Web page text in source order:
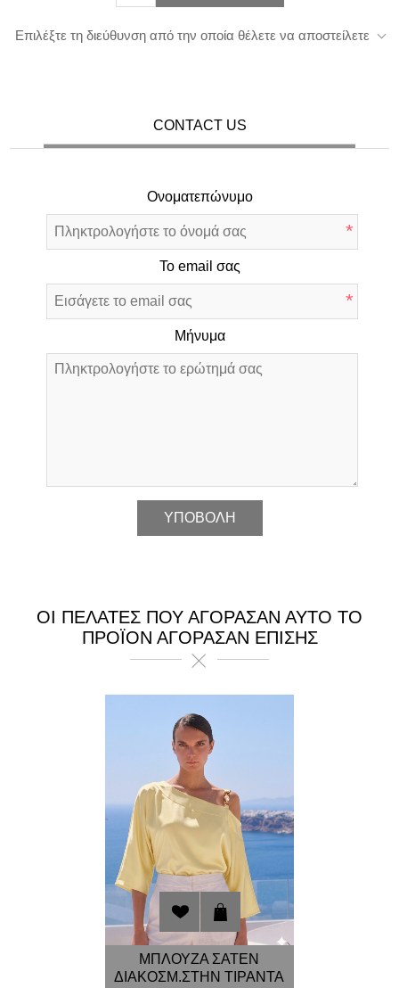
Επιλέξτε τη διεύθυνση από την οποία θέλετε να αποστείλετε
CONTACT US
Ονοματεπώνυμο
*
Το email σας
*
Μήνυμα
ΟΙ ΠΕΛΆΤΕΣ ΠΟΥ ΑΓΌΡΑΣΑΝ ΑΥΤΌ ΤΟ
ΠΡΟΪΌΝ ΑΓΌΡΑΣΑΝ ΕΠΊΣΗΣ
ΜΠΛΟΥΖΑ ΣΑΤΕΝ
ΔΙΑΚΟΣΜ.ΣΤΗΝ ΤΙΡΑΝΤΑ